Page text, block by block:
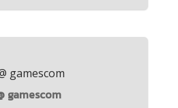
gamescom